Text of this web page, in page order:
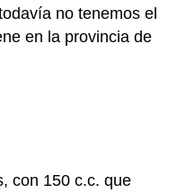
no tenemos el
en la provincia de
con 150 c.c. que